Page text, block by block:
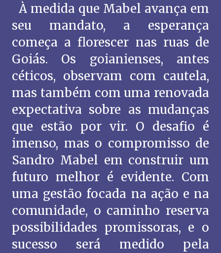
À medida que Mabel avança em
seu mandato, a esperança
começa a florescer nas ruas de
Goiás. Os goianienses, antes
céticos, observam com cautela,
mas também com uma renovada
expectativa sobre as mudanças
que estão por vir. O desafio é
imenso, mas o compromisso de
Sandro Mabel em construir um
futuro melhor é evidente. Com
uma gestão focada na ação e na
comunidade, o caminho reserva
possibilidades promissoras, e o
sucesso será medido pela